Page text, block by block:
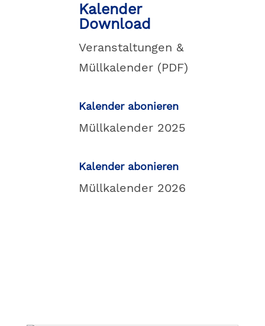
Kalender
Download
Veranstaltungen &
Müllkalender (PDF)
Kalender abonieren
Müllkalender 2025
Kalender abonieren
Müllkalender 2026